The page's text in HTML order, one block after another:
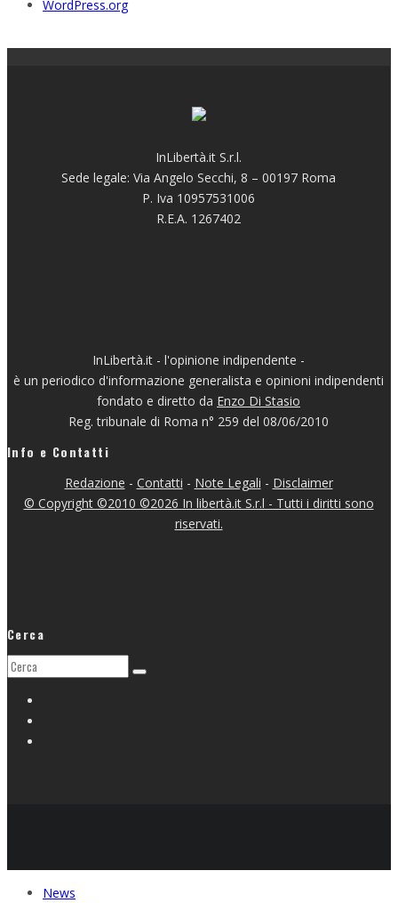
WordPress.org
InLibertà.it S.r.l.
Sede legale: Via Angelo Secchi, 8 – 00197 Roma
P. Iva 10957531006
R.E.A. 1267402
InLibertà.it - l'opinione indipendente -
è un periodico d'informazione generalista e opinioni indipendenti
fondato e diretto da Enzo Di Stasio
Reg. tribunale di Roma n° 259 del 08/06/2010
Info e Contatti
Redazione - Contatti - Note Legali - Disclaimer
© Copyright ©2010 ©2026 In libertà.it S.r.l - Tutti i diritti sono
riservati.
Cerca
News